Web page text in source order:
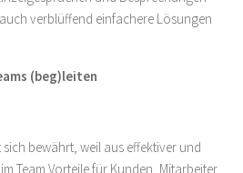
verblüffend einfachere Lösungen
(beg)leiten
bewährt, weil aus effektiver und
Team Vorteile für Kunden, Mitarbeiter